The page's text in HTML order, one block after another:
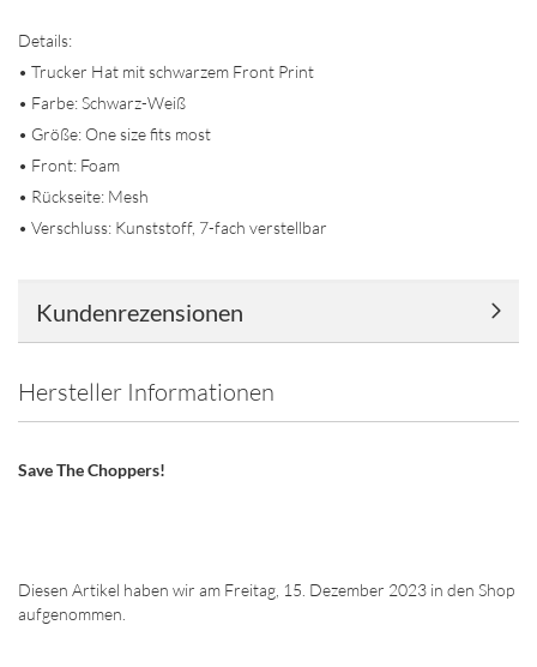
Details:
• Trucker Hat mit schwarzem Front Print
• Farbe: Schwarz-Weiß
• Größe: One size fits most
• Front: Foam
• Rückseite: Mesh
• Verschluss: Kunststoff, 7-fach verstellbar
Kundenrezensionen
Hersteller Informationen
Save The Choppers!
Diesen Artikel haben wir am Freitag, 15. Dezember 2023 in den Shop
aufgenommen.